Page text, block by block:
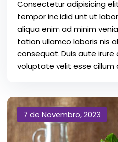
Consectetur adipisicing
tempor inc idid unt ut
aliqua enim ad minim
tation ullamco laboris nis
consequat. Duis aute irure
voluptate velit esse cillum
7 de Novembro, 2023